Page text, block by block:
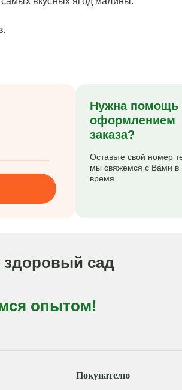
Нужна помощь
оформлением
заказа?
Оставьте свой номер
мы свяжемся с Вами в
время
здоровый сад
опытом!
Покупателю